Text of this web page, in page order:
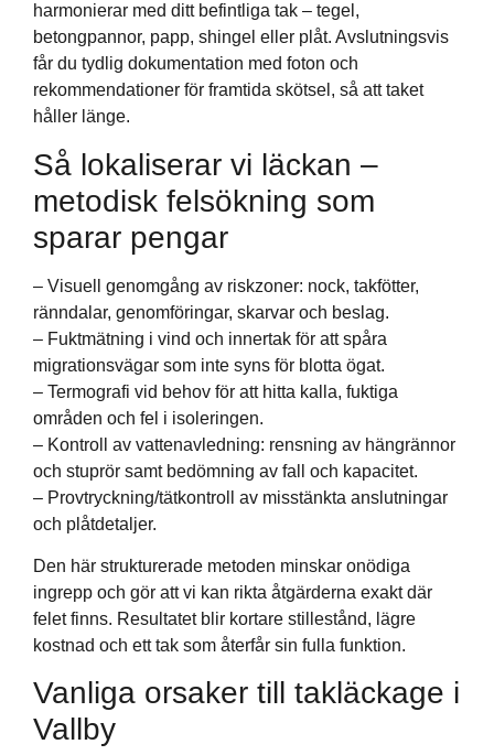
harmonierar med ditt befintliga tak – tegel,
betongpannor, papp, shingel eller plåt. Avslutningsvis
får du tydlig dokumentation med foton och
rekommendationer för framtida skötsel, så att taket
håller länge.
Så lokaliserar vi läckan –
metodisk felsökning som
sparar pengar
– Visuell genomgång av riskzoner: nock, takfötter,
ränndalar, genomföringar, skarvar och beslag.
– Fuktmätning i vind och innertak för att spåra
migrationsvägar som inte syns för blotta ögat.
– Termografi vid behov för att hitta kalla, fuktiga
områden och fel i isoleringen.
– Kontroll av vattenavledning: rensning av hängrännor
och stuprör samt bedömning av fall och kapacitet.
– Provtryckning/tätkontroll av misstänkta anslutningar
och plåtdetaljer.
Den här strukturerade metoden minskar onödiga
ingrepp och gör att vi kan rikta åtgärderna exakt där
felet finns. Resultatet blir kortare stillestånd, lägre
kostnad och ett tak som återfår sin fulla funktion.
Vanliga orsaker till takläckage i
Vallby